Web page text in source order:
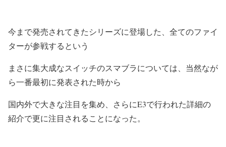
今まで発売されてきたシリーズに登場した、全てのファイ
ターが参戦するという
まさに集大成なスイッチのスマブラについては、当然なが
ら一番最初に発表された時から
国内外で大きな注目を集め、さらにE3で行われた詳細の
紹介で更に注目されることになった。